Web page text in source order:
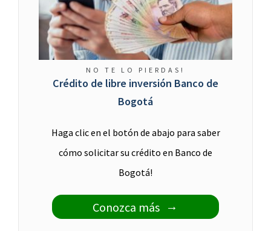
NO TE LO PIERDAS!
Crédito de libre inversión Banco de
Bogotá
Haga clic en el botón de abajo para saber
cómo solicitar su crédito en Banco de
Bogotá!
Conozca más